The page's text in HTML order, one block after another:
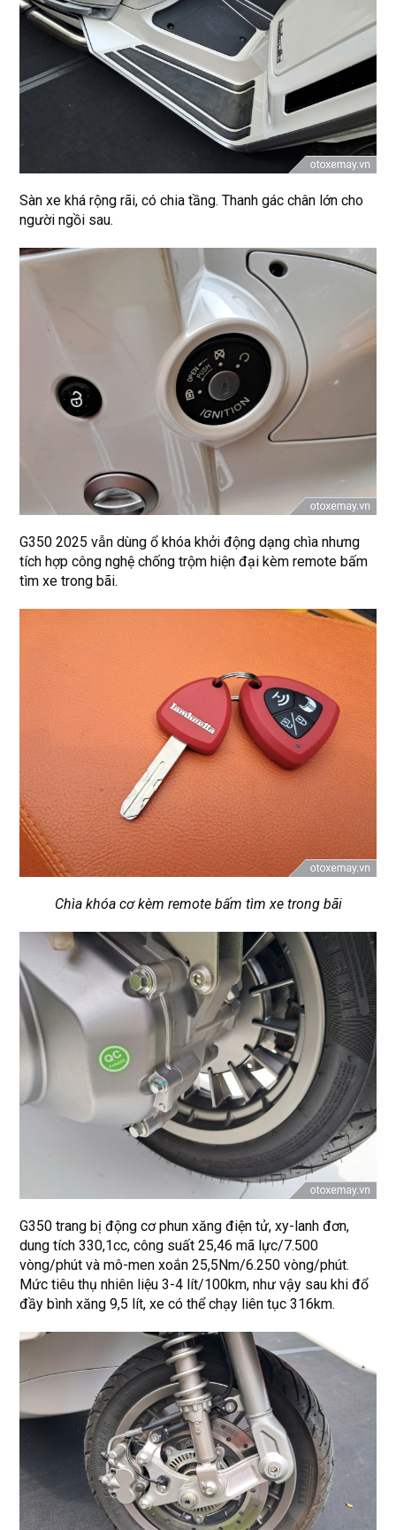
Sàn xe khá rộng rãi, có chia tầng. Thanh gác chân lớn cho
người ngồi sau.
G350 2025 vẫn dùng ổ khóa khởi động dạng chìa nhưng
tích hợp công nghệ chống trộm hiện đại kèm remote bấm
tìm xe trong bãi.
Chìa khóa cơ kèm remote bấm tìm xe trong bãi
G350 trang bị động cơ phun xăng điện tử, xy-lanh đơn,
dung tích 330,1cc, công suất 25,46 mã lực/7.500
vòng/phút và mô-men xoắn 25,5Nm/6.250 vòng/phút.
Mức tiêu thụ nhiên liệu 3-4 lít/100km, như vậy sau khi đổ
đầy bình xăng 9,5 lít, xe có thể chạy liên tục 316km.